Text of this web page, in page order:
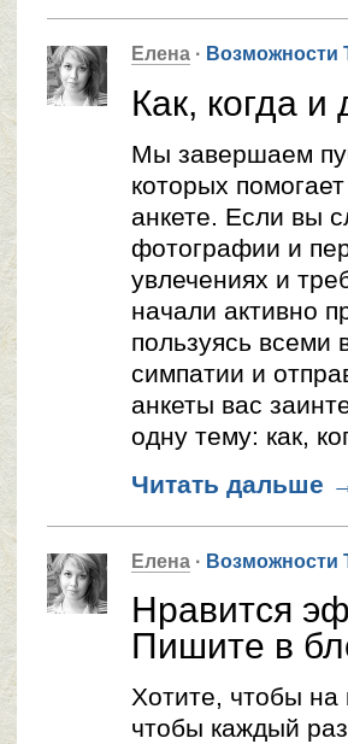
Елена · Возможности
Как, когда и
Мы завершаем
которых
анкете. Если вы
фотографии и
увлечениях и
начали активно
пользуясь всеми
симпатии и
анкеты вас
одну тему: как,
Читать дальше
Елена · Возможности
Нравится
Пишите в
Хотите, чтобы на
чтобы каждый